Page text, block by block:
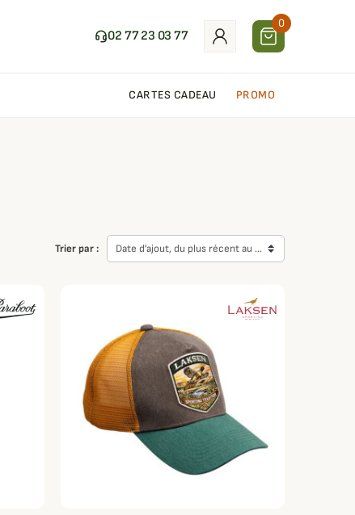
02 77 23 03 77
0
CARTES CADEAU PROMO
Trier par : Date d'ajout, du plus récent au plus ancien